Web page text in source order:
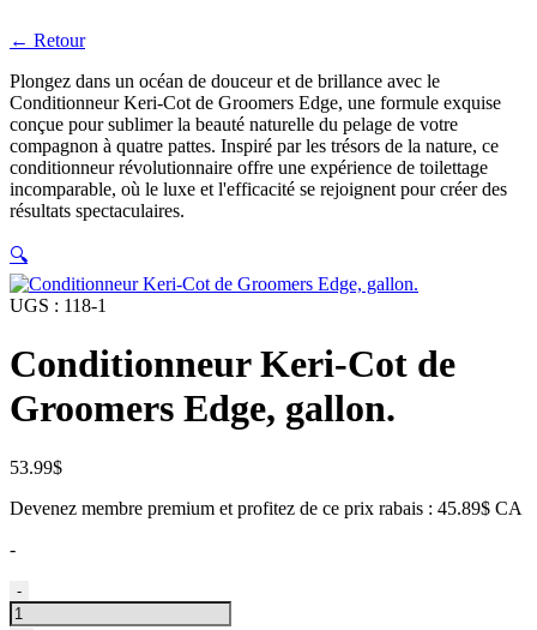
← Retour
Plongez dans un océan de douceur et de brillance avec le
Conditionneur Keri-Cot de Groomers Edge, une formule exquise
conçue pour sublimer la beauté naturelle du pelage de votre
compagnon à quatre pattes. Inspiré par les trésors de la nature, ce
conditionneur révolutionnaire offre une expérience de toilettage
incomparable, où le luxe et l'efficacité se rejoignent pour créer des
résultats spectaculaires.
🔍
UGS : 118-1
Conditionneur Keri-Cot de
Groomers Edge, gallon.
53.99$
Devenez membre premium et profitez de ce prix rabais : 45.89$ CA
-
quantité
de
-